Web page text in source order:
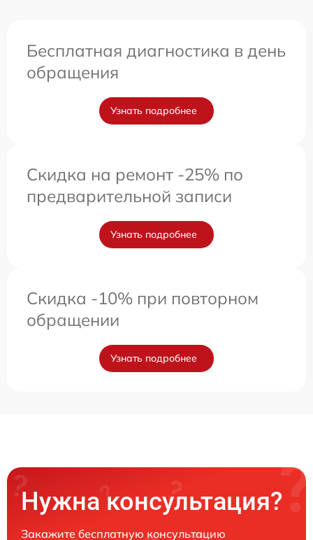
Бесплатная диагностика в день
обращения
Узнать подробнее
Скидка на ремонт -25% по
предварительной записи
Узнать подробнее
Скидка -10% при повторном
обращении
Узнать подробнее
Нужна консультация?
Закажите бесплатную консультацию